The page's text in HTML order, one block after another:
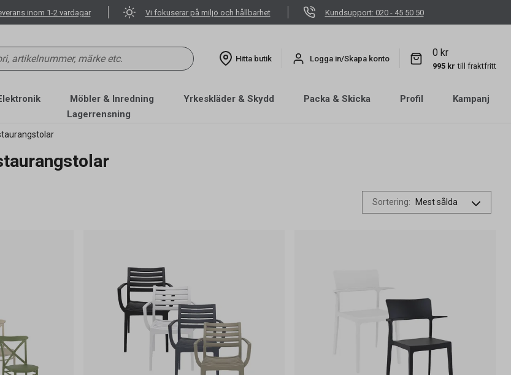
inom 1-2 vardagar Vi fokuserar på miljö och hållbarhet Kundsupport: 020 - 45 50 50
Hitta butik Logga in/Skapa konto
0 kr
995 kr till fraktfritt
Möbler & Inredning Yrkeskläder & Skydd Packa & Skicka Profil
Kampanj
Lagerrensning
Sortering: